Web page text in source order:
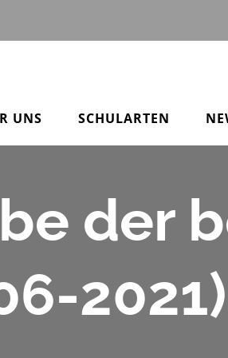
UNS SCHULARTEN
der
2021)